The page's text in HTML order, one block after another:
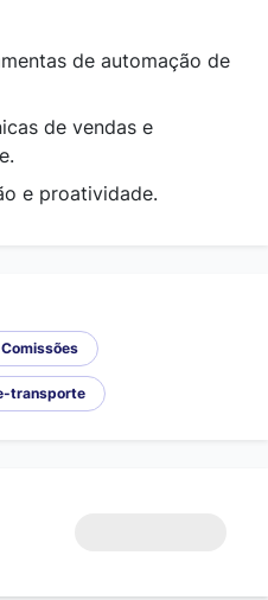
de automação de
de vendas e
e proatividade.
Comissões
transporte